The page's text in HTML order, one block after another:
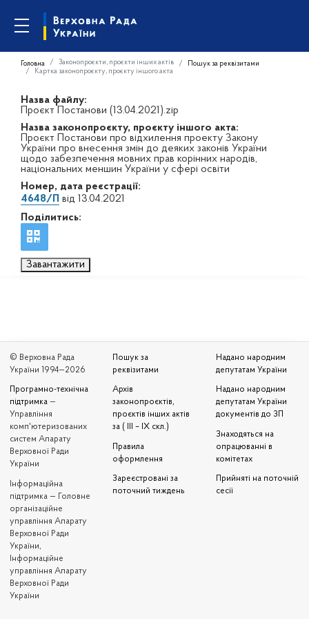
Головна Законопроєкти, проєкти інших актів
Пошук за реквізитами
Картка законопроєкту, проєкту іншого акта
Назва файлу:
Проєкт Постанови (13.04.2021).zip
Назва законопроєкту, проєкту іншого акта:
Проєкт Постанови про відхилення проекту Закону
України про внесення змін до деяких законів України
щодо забезпечення мовних прав корінних народів,
національних меншин України у сфері освіти
Номер, дата реєстрації:
4648/П від 13.04.2021
Поділитись:
Завантажити
© Верховна Рада
України 1994—2026
Програмно-технічна
підтримка —
Управління
комп'ютеризованих
систем Апарату
Верховної Ради
України
Iнформаційна
підтримка — Головне
організаційне
управління Апарату
Верховної Ради
України,
Інформаційне
управління Апарату
Верховної Ради
України
Пошук за
реквізитами
Архів
законопроєктів,
проєктів інших актів
за ( III – IX скл.)
Правила
оформлення
Зареєстровані за
поточний тиждень
Надано народним
депутатам України
Надано народним
депутатам України
документів до ЗП
Знаходяться на
опрацюванні в
комітетах
Прийняті на поточній
сесії